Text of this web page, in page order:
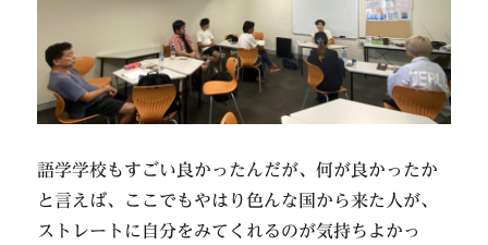
語学学校もすごい良かったんだが、何が良かったか
と言えば、ここでもやはり色んな国から来た人が、
ストレートに自分をみてくれるのが気持ちよかっ